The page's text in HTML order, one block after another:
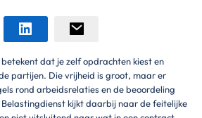
dat je zelf opdrachten kiest en
partijen. Die vrijheid is groot, maar er
rond arbeidsrelaties en de beoordeling
kijkt daarbij naar de feitelijke